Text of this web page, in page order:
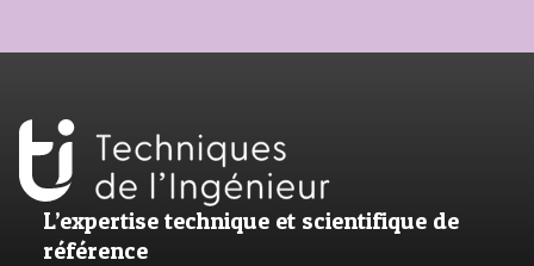
L’expertise technique et scientifique de
référence